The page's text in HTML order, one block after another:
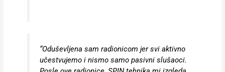
“Oduševljena sam radionicom jer svi aktivno
učestvujemo i nismo samo pasivni slušaoci.